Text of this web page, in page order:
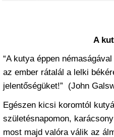
A
“A kutya éppen
az ember rátalál a lelki
jelentőségüket!” (John
Egészen kicsi koromtól
születésnapomon,
most majd valóra válik az